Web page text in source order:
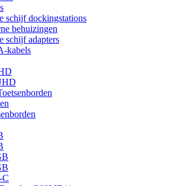
schijf dockingstations
behuizingen
schijf adapters
kabels
C